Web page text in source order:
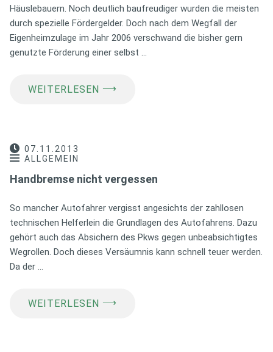
Häuslebauern. Noch deutlich baufreudiger wurden die meisten
durch spezielle Fördergelder. Doch nach dem Wegfall der
Eigenheimzulage im Jahr 2006 verschwand die bisher gern
genutzte Förderung einer selbst …
WEITERLESEN ⟶
07.11.2013
ALLGEMEIN
Handbremse nicht vergessen
So mancher Autofahrer vergisst angesichts der zahllosen
technischen Helferlein die Grundlagen des Autofahrens. Dazu
gehört auch das Absichern des Pkws gegen unbeabsichtigtes
Wegrollen. Doch dieses Versäumnis kann schnell teuer werden.
Da der …
WEITERLESEN ⟶